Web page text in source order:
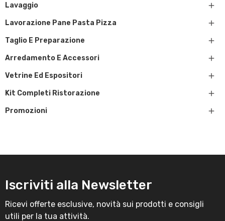
Lavaggio 
Lavorazione Pane Pasta Pizza 
Taglio E Preparazione 
Arredamento E Accessori 
Vetrine Ed Espositori 
Kit Completi Ristorazione 
Promozioni 
Iscriviti alla Newsletter
Ricevi offerte esclusive, novità sui prodotti e consigli
utili per la tua attività.